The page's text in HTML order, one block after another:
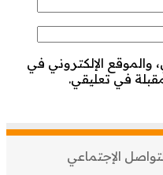
والموقع الإلكتروني في
في تعليقي.
الإجتماعي